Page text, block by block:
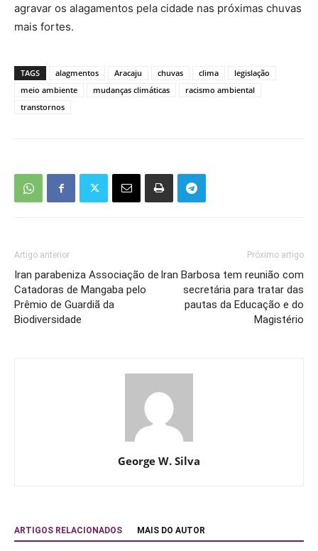
agravar os alagamentos pela cidade nas próximas chuvas
mais fortes.
TAGS alagmentos Aracaju chuvas clima
legislação
meio ambiente
mudanças climáticas
racismo ambiental
transtornos
Artigo anterior
Iran parabeniza Associação de
Catadoras de Mangaba pelo
Prêmio de Guardiã da
Biodiversidade
Próximo artigo
Iran Barbosa tem reunião com
secretária para tratar das
pautas da Educação e do
Magistério
George W. Silva
ARTIGOS RELACIONADOS MAIS DO AUTOR